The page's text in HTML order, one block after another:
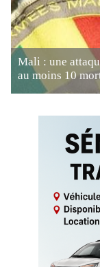
Mali : une
au moins 10